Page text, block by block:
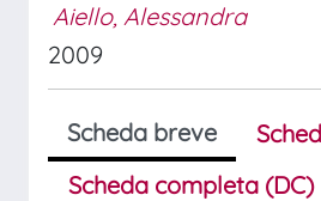
Aiello, Alessandra
2009
Scheda breve
Scheda completa (DC)